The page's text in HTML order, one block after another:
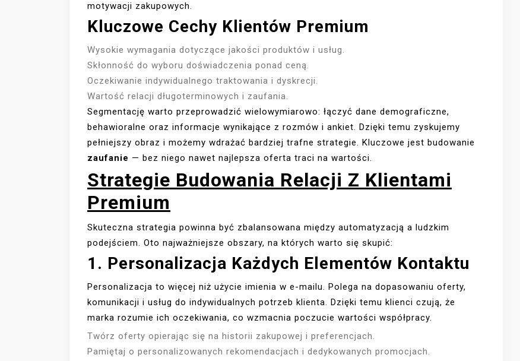
motywacji zakupowych.
Kluczowe Cechy Klientów Premium
Wysokie wymagania dotyczące jakości produktów i usług.
Skłonność do wyboru doświadczenia ponad ceną.
Oczekiwanie indywidualnego traktowania i dyskrecji.
Wartość relacji długoterminowych i zaufania.
Segmentację warto przeprowadzić wielowymiarowo: łączyć dane demograficzne,
behawioralne oraz informacje wynikające z rozmów i ankiet. Dzięki temu zyskujemy
pełniejszy obraz i możemy wdrażać bardziej trafne strategie. Kluczowe jest budowanie
zaufanie — bez niego nawet najlepsza oferta traci na wartości.
Strategie Budowania Relacji Z Klientami
Premium
Skuteczna strategia powinna być zbalansowana między automatyzacją a ludzkim
podejściem. Oto najważniejsze obszary, na których warto się skupić:
1. Personalizacja Każdych Elementów Kontaktu
Personalizacja to więcej niż użycie imienia w e-mailu. Polega na dopasowaniu oferty,
komunikacji i usług do indywidualnych potrzeb klienta. Dzięki temu klienci czują, że
marka rozumie ich oczekiwania, co wzmacnia poczucie wartości współpracy.
Twórz oferty opierając się na historii zakupowej i preferencjach.
Pamiętaj o personalizowanych rekomendacjach i dedykowanych promocjach.